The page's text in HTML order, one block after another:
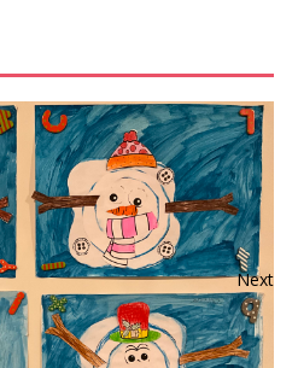
Next